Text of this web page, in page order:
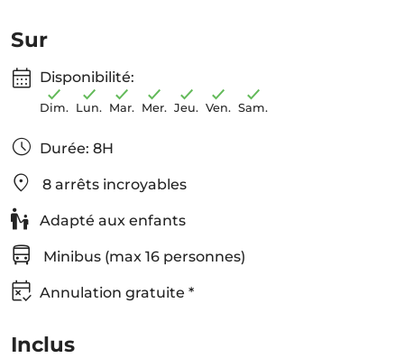
Sur
Disponibilité:
Dim. Lun. Mar. Mer. Jeu. Ven. Sam.
Durée: 8H
8 arrêts incroyables
Adapté aux enfants
Minibus (max 16 personnes)
Annulation gratuite *
Inclus